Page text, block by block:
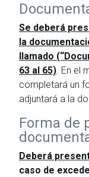
Se deberá
la
llamado
63 al 65). En el
completará un
adjuntará a la
Forma de
Deberá
caso de